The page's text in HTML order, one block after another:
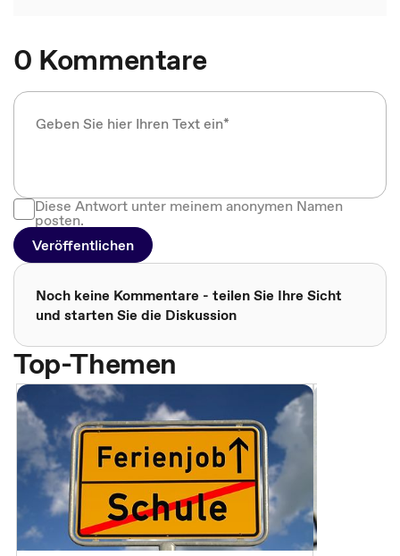
0 Kommentare
Diese Antwort unter meinem anonymen Namen
posten.
Veröffentlichen
Noch keine Kommentare - teilen Sie Ihre Sicht
und starten Sie die Diskussion
Top-Themen